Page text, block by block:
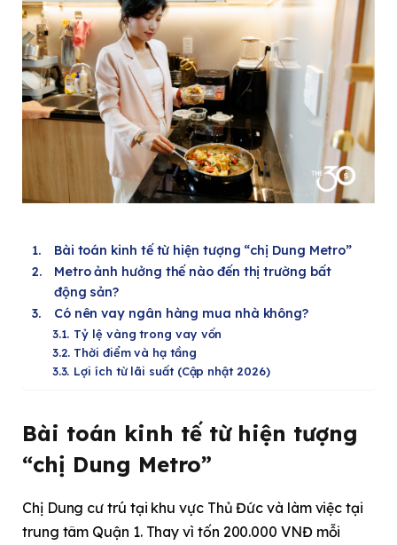
Bài toán kinh tế từ hiện tượng “chị Dung Metro”
Metro ảnh hưởng thế nào đến thị trường bất
động sản?
Có nên vay ngân hàng mua nhà không?
Tỷ lệ vàng trong vay vốn
Thời điểm và hạ tầng
Lợi ích từ lãi suất (Cập nhật 2026)
Bài toán kinh tế từ hiện tượng
“chị Dung Metro”
Chị Dung cư trú tại khu vực Thủ Đức và làm việc tại
trung tâm Quận 1. Thay vì tốn 200.000 VNĐ mỗi